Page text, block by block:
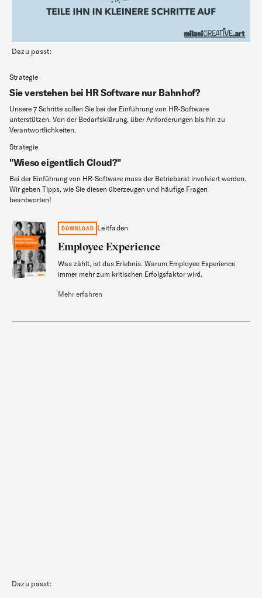
Dazu passt:
Strategie
Sie verstehen bei HR Software nur Bahnhof?
Unsere 7 Schritte sollen Sie bei der Einführung von HR-Software
unterstützen. Von der Bedarfsklärung, über Anforderungen bis hin zu
Verantwortlichkeiten.
Strategie
"Wieso eigentlich Cloud?"
Bei der Einführung von HR-Software muss der Betriebsrat involviert werden.
Wir geben Tipps, wie Sie diesen überzeugen und häufige Fragen
beantworten!
Leitfaden
Employee Experience DOWNLOAD Leitfaden
Employee Experience
Was zählt, ist das Erlebnis. Warum Employee Experience
immer mehr zum kritischen Erfolgsfaktor wird.
Mehr erfahren
Dazu passt: